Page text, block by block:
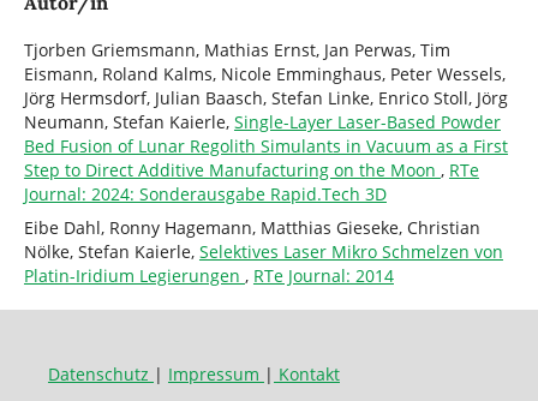
Tjorben Griemsmann, Mathias Ernst, Jan Perwas, Tim
Eismann, Roland Kalms, Nicole Emminghaus, Peter Wessels,
Jörg Hermsdorf, Julian Baasch, Stefan Linke, Enrico Stoll, Jörg
Neumann, Stefan Kaierle, Single-Layer Laser-Based Powder
Bed Fusion of Lunar Regolith Simulants in Vacuum as a First
Step to Direct Additive Manufacturing on the Moon , RTe
Journal: 2024: Sonderausgabe Rapid.Tech 3D
Eibe Dahl, Ronny Hagemann, Matthias Gieseke, Christian
Nölke, Stefan Kaierle, Selektives Laser Mikro Schmelzen von
Platin-Iridium Legierungen , RTe Journal: 2014
Datenschutz | Impressum | Kontakt